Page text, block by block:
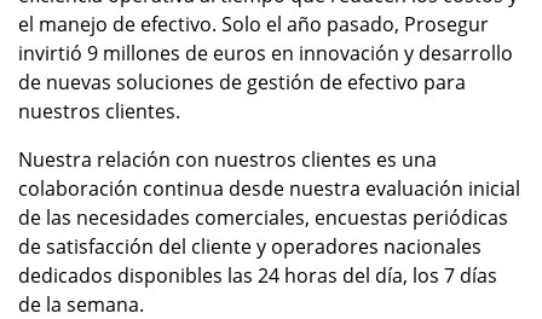
el manejo de efectivo. Solo el año pasado, Prosegur
invirtió 9 millones de euros en innovación y desarrollo
de nuevas soluciones de gestión de efectivo para
nuestros clientes.
Nuestra relación con nuestros clientes es una
colaboración continua desde nuestra evaluación inicial
de las necesidades comerciales, encuestas periódicas
de satisfacción del cliente y operadores nacionales
dedicados disponibles las 24 horas del día, los 7 días
de la semana.